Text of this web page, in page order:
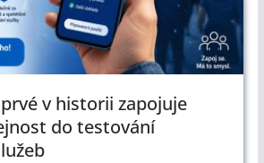
v historii zapojuje
do testování